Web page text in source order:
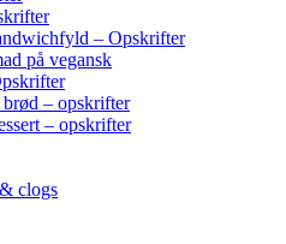
– Opskrifter
på vegansk
– opskrifter
– opskrifter
clogs